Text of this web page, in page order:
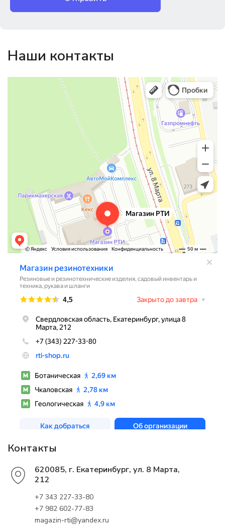
Наши контакты
Магазин резинотехники
Резиновые и резинотехнические изделия в Екатеринбурге
Садовый инвентарь и техника в Екатеринбурге
Контакты
620085, г. Екатеринбург, ул. 8 Марта,
212
+7 343 227-33-80
+7 982 602-77-83
magazin-rti@yandex.ru